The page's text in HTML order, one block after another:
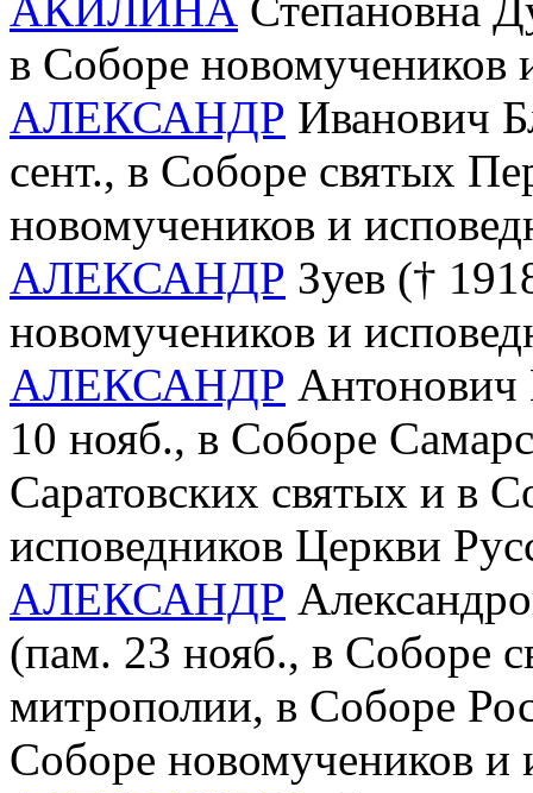
в Соборе новомучеников
АЛЕКСАНДР Иванович
сент., в Соборе святых
новомучеников и
АЛЕКСАНДР Зуев (†
новомучеников и
АЛЕКСАНДР
10 нояб., в Соборе
Саратовских святых и в
исповедников Церкви
АЛЕКСАНДР
(пам. 23 нояб., в Соборе
митрополии, в Соборе
Соборе новомучеников и